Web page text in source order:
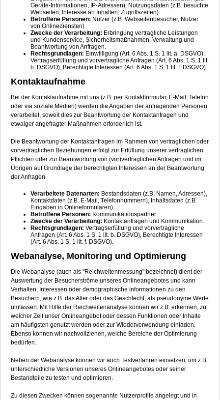
Geräte-Informationen, IP-Adressen), Nutzungsdaten (z.B. besuchte
Webseiten, Interesse an Inhalten, Zugriffszeiten).
Betroffene Personen: Nutzer (z.B. Webseitenbesucher, Nutzer
von Onlinediensten).
Zwecke der Verarbeitung: Erbringung vertragliche Leistungen
und Kundenservice, Sicherheitsmaßnahmen, Verwaltung und
Beantwortung von Anfragen.
Rechtsgrundlagen: Einwilligung (Art. 6 Abs. 1 S. 1 lit. a. DSGVO),
Vertragserfüllung und vorvertragliche Anfragen (Art. 6 Abs. 1 S. 1 lit.
b. DSGVO), Berechtigte Interessen (Art. 6 Abs. 1 S. 1 lit. f. DSGVO).
Kontaktaufnahme
Bei der Kontaktaufnahme mit uns (z.B. per Kontaktformular, E-Mail, Telefon
oder via soziale Medien) werden die Angaben der anfragenden Personen
verarbeitet, soweit dies zur Beantwortung der Kontaktanfragen und
etwaiger angefragter Maßnahmen erforderlich ist.
Die Beantwortung der Kontaktanfragen im Rahmen von vertraglichen oder
vorvertraglichen Beziehungen erfolgt zur Erfüllung unserer vertraglichen
Pflichten oder zur Beantwortung von (vor)vertraglichen Anfragen und im
Übrigen auf Grundlage der berechtigten Interessen an der Beantwortung
der Anfragen.
Verarbeitete Datenarten: Bestandsdaten (z.B. Namen, Adressen),
Kontaktdaten (z.B. E-Mail, Telefonnummern), Inhaltsdaten (z.B.
Eingaben in Onlineformularen).
Betroffene Personen: Kommunikationspartner.
Zwecke der Verarbeitung: Kontaktanfragen und Kommunikation.
Rechtsgrundlagen: Vertragserfüllung und vorvertragliche
Anfragen (Art. 6 Abs. 1 S. 1 lit. b. DSGVO), Berechtigte Interessen
(Art. 6 Abs. 1 S. 1 lit. f. DSGVO).
Webanalyse, Monitoring und Optimierung
Die Webanalyse (auch als "Reichweitenmessung" bezeichnet) dient der
Auswertung der Besucherströme unseres Onlineangebotes und kann
Verhalten, Interessen oder demographische Informationen zu den
Besuchern, wie z.B. das Alter oder das Geschlecht, als pseudonyme Werte
umfassen. Mit Hilfe der Reichweitenanalyse können wir z.B. erkennen, zu
welcher Zeit unser Onlineangebot oder dessen Funktionen oder Inhalte
am häufigsten genutzt werden oder zur Wiederverwendung einladen.
Ebenso können wir nachvollziehen, welche Bereiche der Optimierung
bedürfen.
Neben der Webanalyse können wir auch Testverfahren einsetzen, um z.B.
unterschiedliche Versionen unseres Onlineangebotes oder seiner
Bestandteile zu testen und optimieren.
Zu diesen Zwecken können sogenannte Nutzerprofile angelegt und in